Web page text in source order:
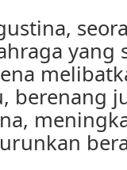
berenang